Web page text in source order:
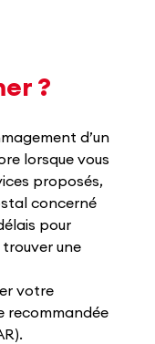
?
d’un
lorsque vous
proposés,
concerné
pour
une
votre
recommandée